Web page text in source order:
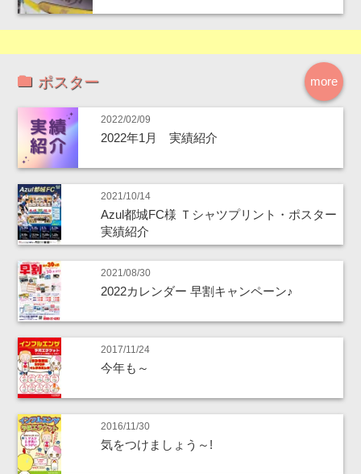
more
ポスター
2022/02/09
2022年1月 実績紹介
2021/10/14
Azul都城FC様 Ｔシャツプリント・ポスター
実績紹介
2021/08/30
2022カレンダー 早割キャンペーン♪
2017/11/24
今年も～
2016/11/30
気をつけましょう～!